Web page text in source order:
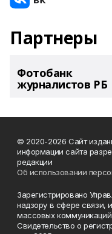
Партнеры
Фотобанк
журналистов РБ
© 2020-2026 Сайт
информации сайта
редакции
Об использовании
Зарегистрировано
надзору в сфере связи,
массовых
Свидетельство о